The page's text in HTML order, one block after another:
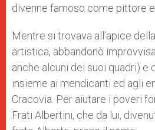
divenne famoso come pittore e
Mentre si trovava all’apice
artistica, abbandonò
anche alcuni dei suoi quadri) e
insieme ai mendicanti ed agli
Cracovia. Per aiutare i poveri
Frati Albertini, che da lui,